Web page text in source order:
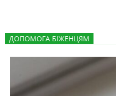
ДОПОМОГА БІЖЕНЦЯМ